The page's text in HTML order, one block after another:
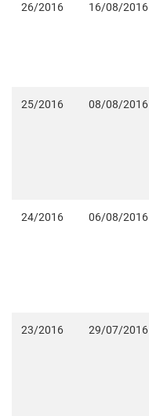
26/2016 16/08/2016
25/2016 08/08/2016
24/2016 06/08/2016
23/2016 29/07/2016